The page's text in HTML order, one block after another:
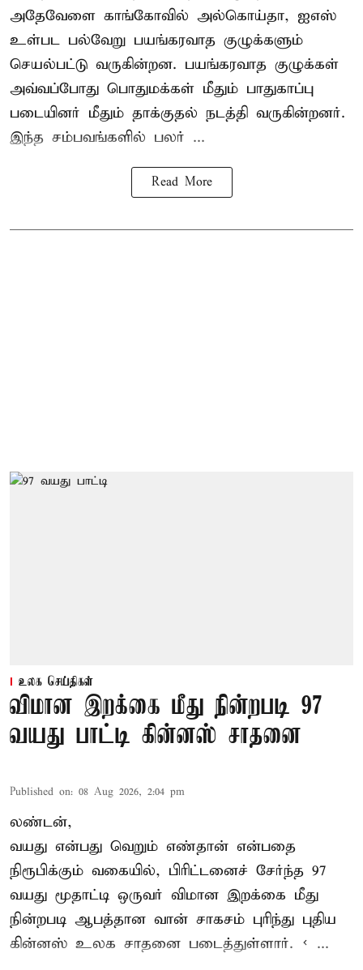
அதேவேளை காங்கோவில் அல்கொய்தா, ஐஎஸ்
உள்பட பல்வேறு பயங்கரவாத குழுக்களும்
செயல்பட்டு வருகின்றன. பயங்கரவாத குழுக்கள்
அவ்வப்போது பொதுமக்கள் மீதும் பாதுகாப்பு
படையினர் மீதும் தாக்குதல் நடத்தி வருகின்றனர்.
இந்த சம்பவங்களில் பலர் ...
Read More
உலக செய்திகள்
விமான இறக்கை மீது நின்றபடி 97
வயது பாட்டி கின்னஸ் சாதனை
Published on: 08 Aug 2026, 2:04 pm
லண்டன்,
வயது என்பது வெறும் எண்தான் என்பதை
நிரூபிக்கும் வகையில், பிரிட்டனைச் சேர்ந்த 97
வயது மூதாட்டி ஒருவர் விமான இறக்கை மீது
நின்றபடி ஆபத்தான வான் சாகசம் புரிந்து புதிய
கின்னஸ் உலக சாதனை படைத்துள்ளார். < ...